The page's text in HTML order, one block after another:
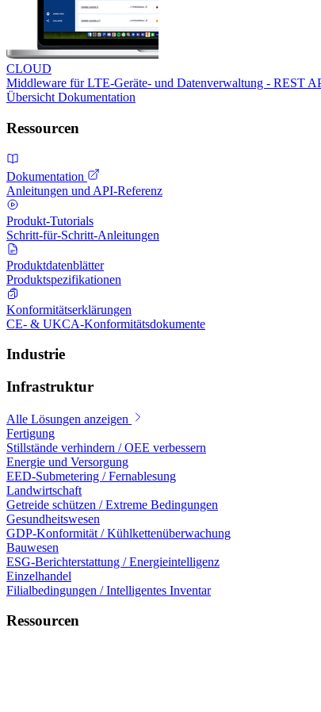
CLOUD
Middleware für LTE-Geräte- und Datenverwaltung - REST
Übersicht Dokumentation
Ressourcen
Dokumentation
Anleitungen und API-Referenz
Produkt-Tutorials
Schritt-für-Schritt-Anleitungen
Produktdatenblätter
Produktspezifikationen
Konformitätserklärungen
CE- & UKCA-Konformitätsdokumente
Industrie
Infrastruktur
Alle Lösungen anzeigen
Fertigung
Stillstände verhindern / OEE verbessern
Energie und Versorgung
EED-Submetering / Fernablesung
Landwirtschaft
Getreide schützen / Extreme Bedingungen
Gesundheitswesen
GDP-Konformität / Kühlkettenüberwachung
Bauwesen
ESG-Berichterstattung / Energieintelligenz
Einzelhandel
Filialbedingungen / Intelligentes Inventar
Ressourcen